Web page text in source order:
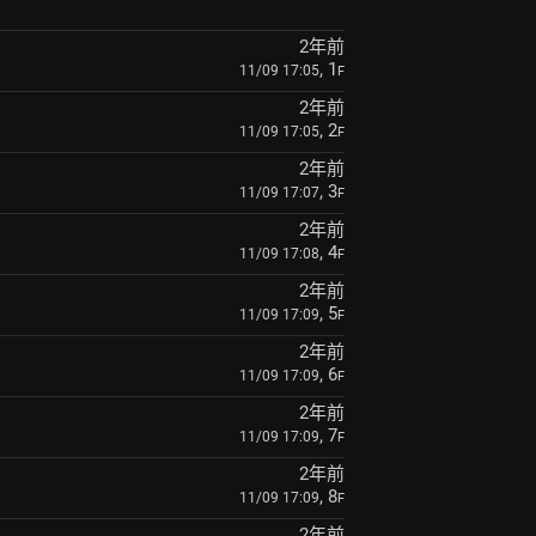
2年前
11/09 17:05, 1 F
2年前
11/09 17:05, 2F
2年前
11/09 17:07, 3F
2年前
11/09 17:08, 4F
2年前
11/09 17:09, 5F
2年前
11/09 17:09, 6F
2年前
11/09 17:09, 7F
2年前
11/09 17:09, 8F